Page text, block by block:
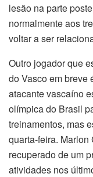
lesão na parte
normalmente aos
voltar a ser
Outro jogador que
do Vasco em breve
atacante vascaíno
olímpica do Brasil
treinamentos, mas
quarta-feira. Marlon
recuperado de um
atividades nos